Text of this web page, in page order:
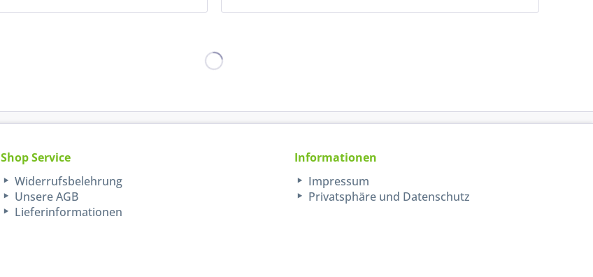
Shop Service
Widerrufsbelehrung
Unsere AGB
Lieferinformationen
Informationen
Impressum
Privatsphäre und Datenschutz